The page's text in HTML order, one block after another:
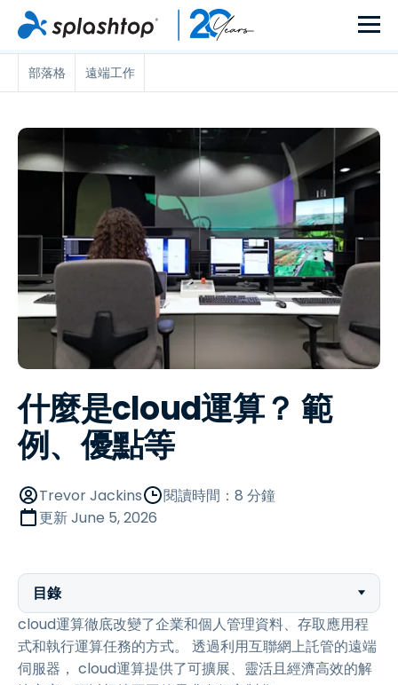
部落格 遠端工作
什麼是cloud運算？ 範
例、優點等
Trevor Jackins
閱讀時間：8 分鐘
更新June 5, 2026
目錄
cloud運算徹底改變了企業和個人管理資料、存取應用程
式和執行運算任務的方式。 透過利用互聯網上託管的遠端
伺服器， cloud運算提供了可擴展、靈活且經濟高效的解